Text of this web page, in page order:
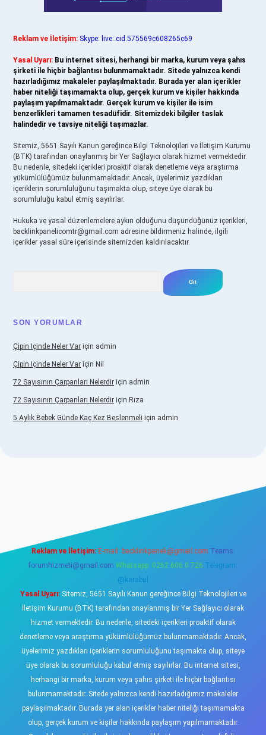
Reklam ve İletişim: Skype: live:.cid.575569c608265c69
Yasal Uyarı: Bu internet sitesi, herhangi bir marka, kurum veya şahıs
şirketi ile hiçbir bağlantısı bulunmamaktadır. Sitede yalnızca kendi
hazırladığımız makaleler paylaşılmaktadır. Burada yer alan içerikler
haber niteliği taşımamakta olup, gerçek kurum ve kişiler hakkında
paylaşım yapılmamaktadır. Gerçek kurum ve kişiler ile isim
benzerlikleri tamamen tesadüfidir. Sitemizdeki bilgiler taslak
halindedir ve tavsiye niteliği taşımazlar.
Sitemiz, 5651 Sayılı Kanun gereğince Bilgi Teknolojileri ve İletişim Kurumu
(BTK) tarafından onaylanmış bir Yer Sağlayıcı olarak hizmet vermektedir.
Bu nedenle, sitedeki içerikleri proaktif olarak denetleme veya araştırma
yükümlülüğümüz bulunmamaktadır. Ancak, üyelerimiz yazdıkları
içeriklerin sorumluluğunu taşımakta olup, siteye üye olarak bu
sorumluluğu kabul etmiş sayılırlar.
Hukuka ve yasal düzenlemelere aykırı olduğunu düşündüğünüz içerikleri,
backlinkpanelicomtr@gmail.com adresine bildirmeniz halinde, ilgili
içerikler yasal süre içerisinde sitemizden kaldırılacaktır.
SON YORUMLAR
Çipin Içinde Neler Var için admin
Çipin Içinde Neler Var için Nil
72 Sayısının Çarpanları Nelerdir için admin
72 Sayısının Çarpanları Nelerdir için Rıza
5 Aylık Bebek Günde Kaç Kez Beslenmeli için admin
Reklam ve İletişim: E-mail: backlinkpaneli@gmail.com Teams:
forumhizmeti@gmail.com Whatsapp: 0262 606 0 726 Telegram:
@karabul
Yasal Uyarı:Sitemiz, 5651 Sayılı Kanun gereğince Bilgi Teknolojileri ve
İletişim Kurumu (BTK) tarafından onaylanmış bir Yer Sağlayıcı olarak
hizmet vermektedir. Bu nedenle, sitedeki içerikleri proaktif olarak
denetleme veya araştırma yükümlülüğümüz bulunmamaktadır. Ancak,
üyelerimiz yazdıkları içeriklerin sorumluluğunu taşımakta olup, siteye
üye olarak bu sorumluluğu kabul etmiş sayılırlar. Bu internet sitesi,
herhangi bir marka, kurum veya şahıs şirketi ile hiçbir bağlantısı
bulunmamaktadır. Sitede yalnızca kendi hazırladığımız makaleler
paylaşılmaktadır. Burada yer alan içerikler haber niteliği taşımamakta
olup, gerçek kurum ve kişiler hakkında paylaşım yapılmamaktadır.